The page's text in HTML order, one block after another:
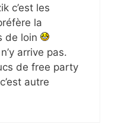
c’est les
la
de loin
arrive pas.
de free party
autre